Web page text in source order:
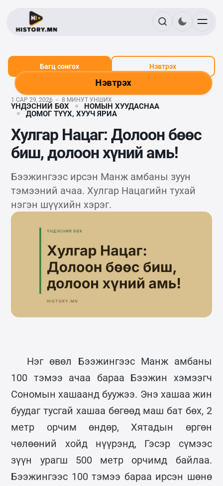
Нэвтрэх
Багц сонгох Нэвтрэх
1 САР 29, 2026 8 МИНУТ УНШИХ
ҮНДЭСНИЙ БӨХ
НОМЫН ХУУДАСНАА
ДОМОГ ТҮҮХ, ХУУЧ ЯРИА
Хулгар Нацаг: Долоон бөөс
биш, долоон хүний амь!
Бээжингээс ирсэн Манж амбаны зуун
тэмээний ачаа. Хулгар Нацагийн тухай
нэгэн шүүхийн хэрэг.
Нэг өвөл Бээжингээс Манж амбаны
100 тэмээ ачаа бараа Бээжин хэмээгч
Сономын хашаанд буужээ. Энэ хашаа жин
буудаг тусгай хашаа бөгөөд маш бат бөх, 2
метр орчим өндөр, Хятадын өргөн
чөлөөний хойд нүүрэнд, Гэсэр сүмээс
зүүн урагш 500 метр орчимд байлаа.
Бээжингээс 100 тэмээ бараа ирсэн шөнө